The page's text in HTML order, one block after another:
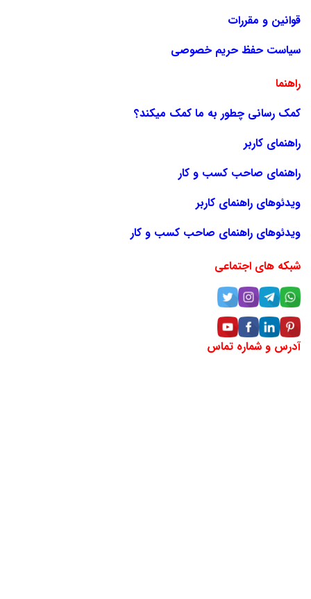
قوانین و مقررات
سیاست حفظ حریم خصوصی
راهنما
کمک رسانی چطور به ما کمک میکند؟
راهنمای کاربر
راهنمای صاحب کسب و کار
ویدئوهای راهنمای کاربر
ویدئوهای راهنمای صاحب کسب و کار
شبکه های اجتماعی
آدرس و شماره تماس